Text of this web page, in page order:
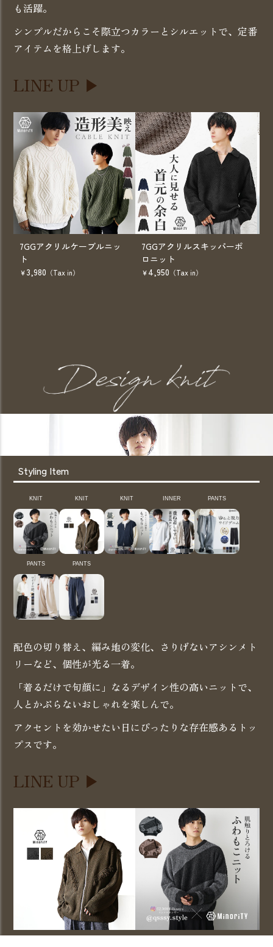
も活躍。
シンプルだからこそ際立つカラーとシルエットで、定番
アイテムを格上げします。
LINE UP
7GGアクリルケーブルニッ
ト
3,980
7GGアクリルスキッパーポ
ロニット
4,950
Styling Item
KNIT KNIT KNIT INNER PANTS
PANTS PANTS
配色の切り替え、編み地の変化、さりげないアシンメト
リーなど、個性が光る一着。
「着るだけで旬顔に」なるデザイン性の高いニットで、
人とかぶらないおしゃれを楽しんで。
アクセントを効かせたい日にぴったりな存在感あるトッ
プスです。
LINE UP